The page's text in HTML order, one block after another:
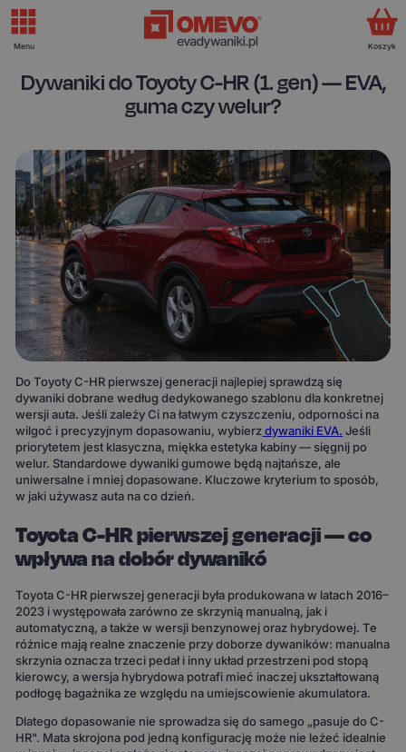
Dywaniki do Toyoty C-HR (1. gen) — EVA,
guma czy welur?
Do Toyoty C-HR pierwszej generacji najlepiej sprawdzą się
dywaniki dobrane według dedykowanego szablonu dla konkretnej
wersji auta. Jeśli zależy Ci na łatwym czyszczeniu, odporności na
wilgoć i precyzyjnym dopasowaniu, wybierzdywaniki EVA. Jeśli
priorytetem jest klasyczna, miękka estetyka kabiny — sięgnij po
welur. Standardowe dywaniki gumowe będą najtańsze, ale
uniwersalne i mniej dopasowane. Kluczowe kryterium to sposób,
w jaki używasz auta na co dzień.
Toyota C-HR pierwszej generacji — co
wpływa na dobór dywanikó
Toyota C-HR pierwszej generacji była produkowana w latach 2016–
2023 i występowała zarówno ze skrzynią manualną, jak i
automatyczną, a także w wersji benzynowej oraz hybrydowej. Te
różnice mają realne znaczenie przy doborze dywaników: manualna
skrzynia oznacza trzeci pedał i inny układ przestrzeni pod stopą
kierowcy, a wersja hybrydowa potrafi mieć inaczej ukształtowaną
podłogę bagażnika ze względu na umiejscowienie akumulatora.
Dlatego dopasowanie nie sprowadza się do samego „pasuje do C-
HR". Mata skrojona pod jedną konfigurację może nie leżeć idealnie
Menu Koszyk